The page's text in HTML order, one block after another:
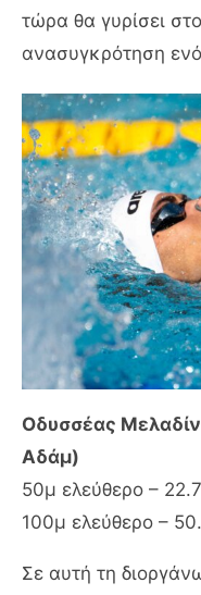
τώρα θα γυρίσει
ανασυγκρότηση
Οδυσσέας
Αδάμ)
50μ ελεύθερο –
100μ ελεύθερο –
Σε αυτή τη